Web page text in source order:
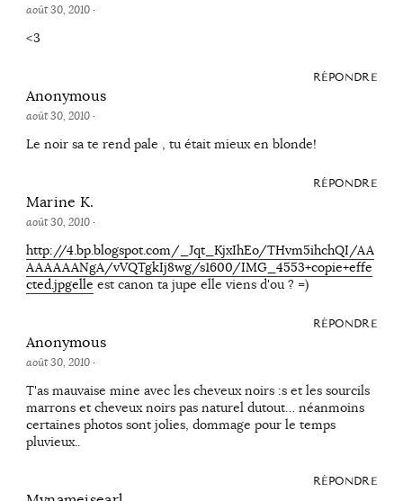
août 30, 2010·
<3
RÉPONDRE
Anonymous
août 30, 2010·
Le noir sa te rend pale , tu était mieux en blonde!
RÉPONDRE
Marine K.
août 30, 2010·
http://4.bp.blogspot.com/_Jqt_KjxIhEo/THvm5ihchQI/AA
AAAAAANgA/vVQTgkIj8wg/s1600/IMG_4553+copie+effe
cted.jpgelle est canon ta jupe elle viens d'ou ? =)
RÉPONDRE
Anonymous
août 30, 2010·
T'as mauvaise mine avec les cheveux noirs :s et les sourcils
marrons et cheveux noirs pas naturel dutout… néanmoins
certaines photos sont jolies, dommage pour le temps
pluvieux..
RÉPONDRE